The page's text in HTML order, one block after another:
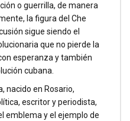
o guerrilla, de manera
la figura del Che
sigue siendo el
que no pierde la
esperanza y también
cubana.
nacido en Rosario,
escritor y periodista,
emblema y el ejemplo de